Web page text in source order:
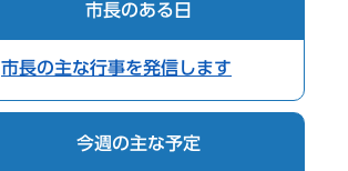
市長のある日
市長の主な行事を発信します
今週の主な予定